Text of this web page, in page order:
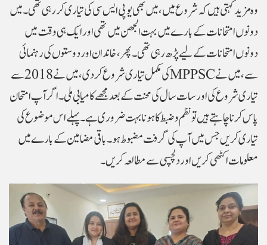
وہ مزید کہتی ہیں کہ شروع میں، میں بھی یو پی ایس سی کی تیاری کر رہی تھی۔ میں
دونوں امتحانات کے بارے میں بہت الجھن میں تھی اور ایک ہی وقت میں
دونوں امتحانات کے لیے پڑھ رہی تھی۔ پھر، خاندان اور دوستوں کی رہنمائی
سے، میں نےMPPSC
کی مکمل تیاری شروع کر دی، میں نے 2018 سے
تیاری شروع کی اور سات سال کی محنت کے بعد مجھے کامیابی ملی۔اگر آپ امتحان
پاس کرنا چاہتے ہیں تو نظم و ضبط کا ہونا بہت ضروری ہے۔ پہلے اس موضوع کی
تیاری کریں جس میں آپ کی گرفت مضبوط ہو۔ باقی مضامین کے بارے میں
معلومات اکٹھی کریں اور دلچسپی سے مطالعہ کریں۔